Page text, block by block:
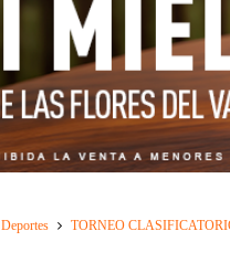
Deportes TORNEO